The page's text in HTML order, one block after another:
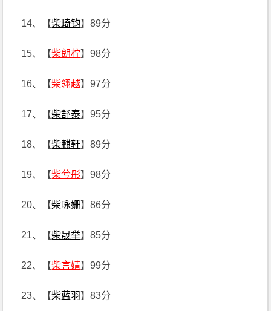
14、【柴琦钧】89分
15、【柴朗柠】98分
16、【柴翎越】97分
17、【柴舒泰】95分
18、【柴麒轩】89分
19、【柴兮彤】98分
20、【柴咏姗】86分
21、【柴晟举】85分
22、【柴言婧】99分
23、【柴蓝羽】83分